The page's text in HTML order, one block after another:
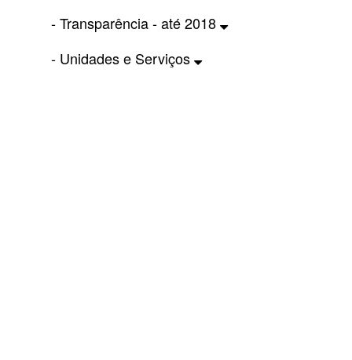
- Transparência - até 2018
- Unidades e Serviços